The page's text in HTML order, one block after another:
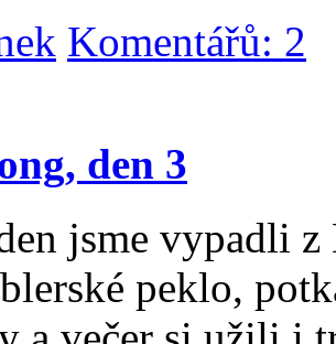
Komentářů: 2
den 3
jsme vypadli
peklo,